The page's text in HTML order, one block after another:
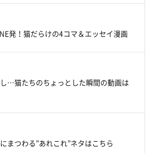
くれたんだなぁ』と、しみじみ感じ
らないので、あとどれくらい一緒に
せん。できるだけ長く、健康に過ご
化したニーナさん。Xでは「高貴で
ては「下町育ちの強くて立派な肝っ
発！猫だらけの4コマ＆エッセイ漫画
…猫たちのちょっとした瞬間の動画は
まつわる”あれこれ”ネタはこちら